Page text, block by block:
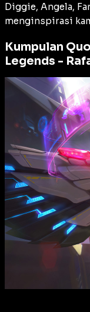
Diggie, Angela,
menginspirasi
Kumpulan
Legends -